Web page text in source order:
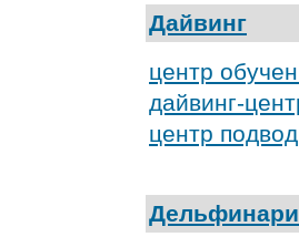
Дайвинг
центр
дайвинг-
центр